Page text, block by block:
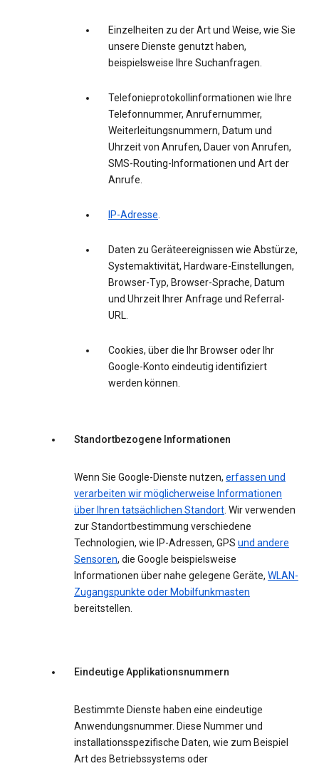
Einzelheiten zu der Art und Weise, wie Sie
unsere Dienste genutzt haben,
beispielsweise Ihre Suchanfragen.
Telefonieprotokollinformationen wie Ihre
Telefonnummer, Anrufernummer,
Weiterleitungsnummern, Datum und
Uhrzeit von Anrufen, Dauer von Anrufen,
SMS-Routing-Informationen und Art der
Anrufe.
IP-Adresse.
Daten zu Geräteereignissen wie Abstürze,
Systemaktivität, Hardware-Einstellungen,
Browser-Typ, Browser-Sprache, Datum
und Uhrzeit Ihrer Anfrage und Referral-
URL.
Cookies, über die Ihr Browser oder Ihr
Google-Konto eindeutig identifiziert
werden können.
Standortbezogene Informationen
Wenn Sie Google-Dienste nutzen, erfassen und
verarbeiten wir möglicherweise Informationen
über Ihren tatsächlichen Standort. Wir verwenden
zur Standortbestimmung verschiedene
Technologien, wie IP-Adressen, GPS und andere
Sensoren, die Google beispielsweise
Informationen über nahe gelegene Geräte, WLAN-
Zugangspunkte oder Mobilfunkmasten
bereitstellen.
Eindeutige Applikationsnummern
Bestimmte Dienste haben eine eindeutige
Anwendungsnummer. Diese Nummer und
installationsspezifische Daten, wie zum Beispiel
Art des Betriebssystems oder